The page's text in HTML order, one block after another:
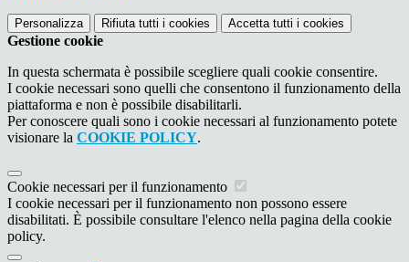
Personalizza Rifiuta tutti i cookies Accetta tutti i cookies
Gestione cookie
In questa schermata è possibile scegliere quali cookie consentire.
I cookie necessari sono quelli che consentono il funzionamento della
piattaforma e non è possibile disabilitarli.
Per conoscere quali sono i cookie necessari al funzionamento potete
visionare la COOKIE POLICY.
Cookie necessari per il funzionamento
I cookie necessari per il funzionamento non possono essere
disabilitati. È possibile consultare l'elenco nella pagina della cookie
policy.